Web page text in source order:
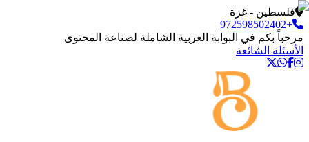
فلسطين - غزة
+972598502402
مرحباً بكم في البوابة العربية الشاملة لصناعة المحتوى
الأسئلة الشائعة